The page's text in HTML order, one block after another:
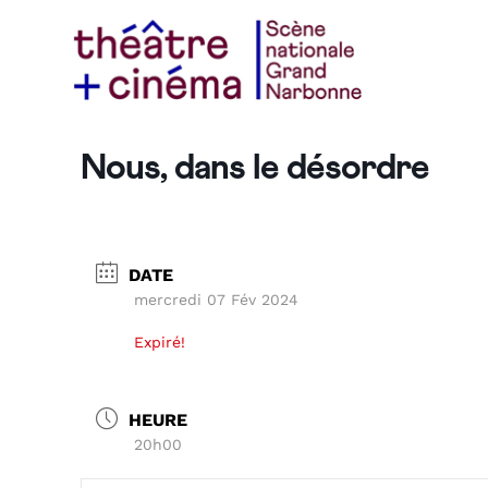
Nous, dans le désordre
DATE
mercredi 07 Fév 2024
Expiré!
HEURE
20h00